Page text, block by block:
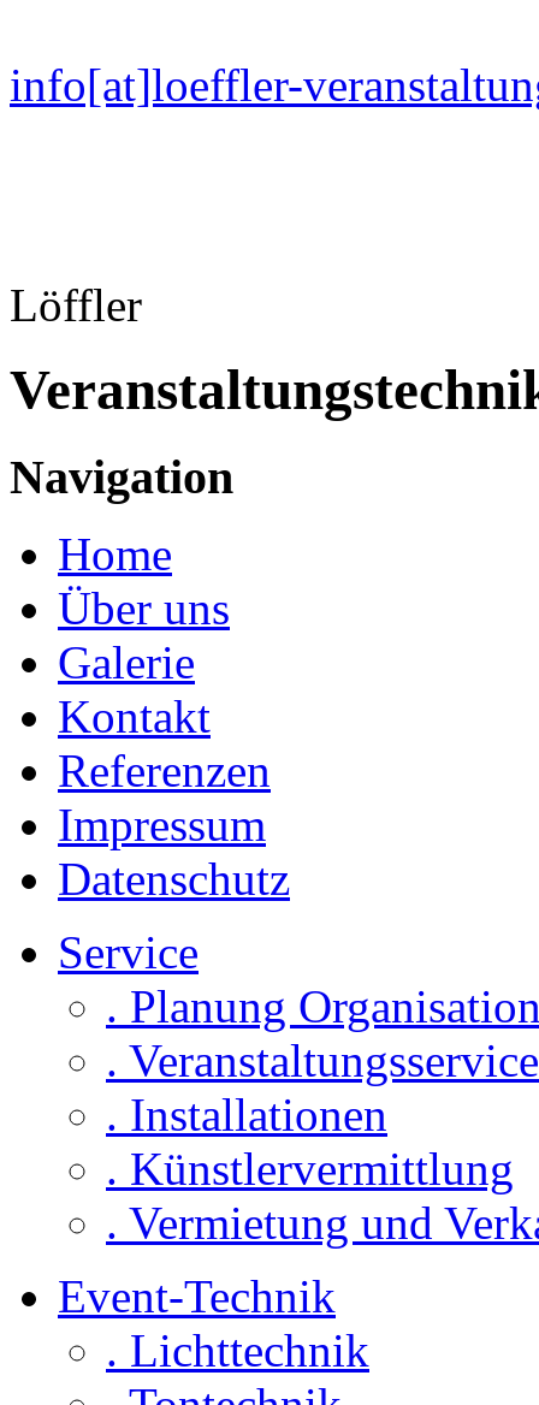
info[at]loeffler-
Löffler
Navigation
Home
Über uns
Galerie
Kontakt
Referenzen
Impressum
Datenschutz
Service
. Planung
. Veranstaltungsservice
. Installationen
. Künstlervermittlung
. Vermietung und
Event-Technik
. Lichttechnik